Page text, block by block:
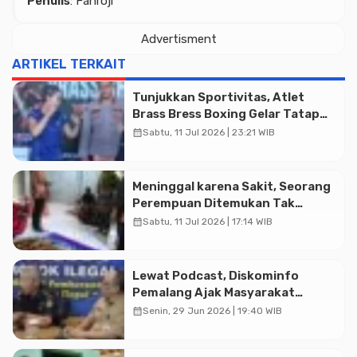
Advertisment
Advertisment
ARTIKEL TERKAIT
Tunjukkan Sportivitas, Atlet
Brass Bress Boxing Gelar Tatap
Muka Resmi di Kajen
calendar_monthSabtu, 11 Jul 2026 | 23:21 WIB
Meninggal karena Sakit, Seorang
Perempuan Ditemukan Tak
Bernyawa di Rumah Warga
calendar_monthSabtu, 11 Jul 2026 | 17:14 WIB
Lewat Podcast, Diskominfo
Pemalang Ajak Masyarakat
Bersinergi Gempur Rokok Ilegal
calendar_monthSenin, 29 Jun 2026 | 19:40 WIB